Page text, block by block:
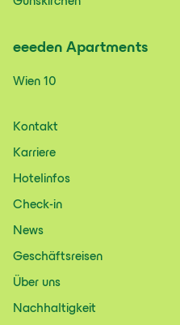
eeeden Apartments
Wien 10
Kontakt
Karriere
Hotelinfos
Check-in
News
Geschäftsreisen
Über uns
Nachhaltigkeit